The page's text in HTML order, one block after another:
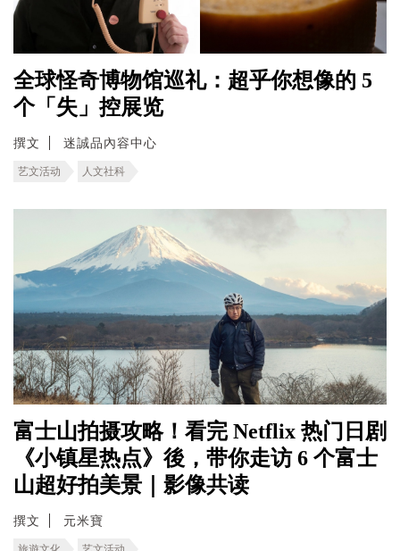
全球怪奇博物馆巡礼：超乎你想像的 5
个「失」控展览
撰文 迷誠品內容中心
艺文活动 人文社科
富士山拍摄攻略！看完 Netflix 热门日剧
《小镇星热点》後，带你走访 6 个富士
山超好拍美景｜影像共读
撰文 元米寶